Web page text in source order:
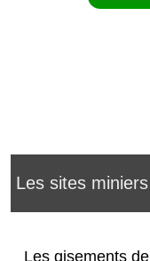
Les sites miniers
Les gisements